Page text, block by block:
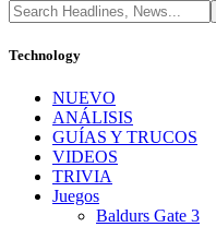
Technology
NUEVO
ANÁLISIS
GUÍAS Y TRUCOS
VIDEOS
TRIVIA
Juegos
Baldurs Gate 3